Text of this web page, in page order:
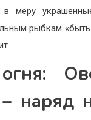
в меру
рыбкам
наряд